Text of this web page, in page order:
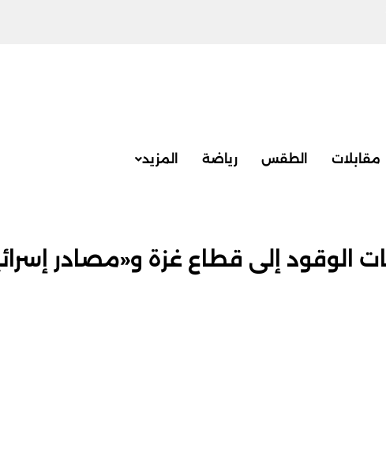
مقابلات الطقس رياضة المزيد
إلى قطاع غزة و«مصادر